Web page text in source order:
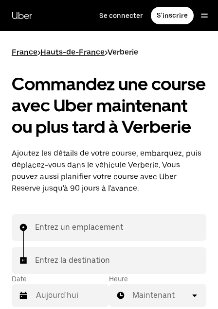
contenu
principal
Uber Se connecter S'inscrire
France>Hauts-de-France>Verberie
Commandez une course
avec Uber maintenant
ou plus tard à Verberie
Ajoutez les détails de votre course, embarquez, puis
déplacez-vous dans le véhicule Verberie. Vous
pouvez aussi planifier votre course avec Uber
Reserve jusqu'à 90 jours à l'avance.
Entrez un emplacement
Entrez la destination
Date Heure
Maintenant